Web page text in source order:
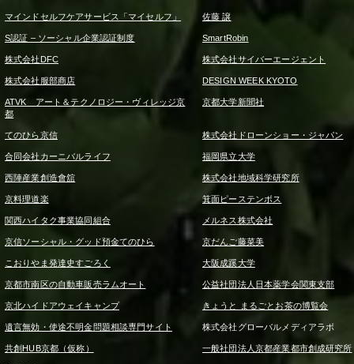
マインドセルフケアサービス「マイセルフ」 佐藤 譲
S認証 – ソーシャル企業認証制度 SmartRobin
株式会社DFC 株式会社サイバーエージェント
株式会社服部商店 DESIGN WEEK KYOTO
ATVK アート＆テクノロジー・ヴィレッジ京
都
京都大学新聞社
てのひら京信 株式会社ドローンショー・ジャパン
合同会社カーニバルライフ 福岡県立大学
西陣産業創造會舘 株式会社地域科学研究所
京料理道楽 箕面ピーステンボス
関西ハイタク事業協同組合 メルネス株式会社
京信ソーシャル・グッド預金てのひら 京だんご藤菜美
こおりやま発達史すごろく 大阪成蹊大学
京都市南区の自動車販売ラムオート 公益社団法人日本薬学会関東支部
京北ハイドアウェイキャンプ きょうと まるごとお茶の博覧会
遺言無効・使途不明金問題相談専門サイト 株式会社グローバルメディアラボ
共創HUB京都（仮称） 一般社団法人京都産業都市創成研究所